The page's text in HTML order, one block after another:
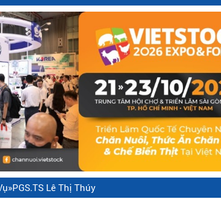
»PGS.TS Lê Thị Thúy